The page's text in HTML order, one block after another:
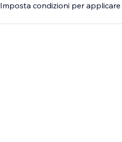
Imposta condizioni per